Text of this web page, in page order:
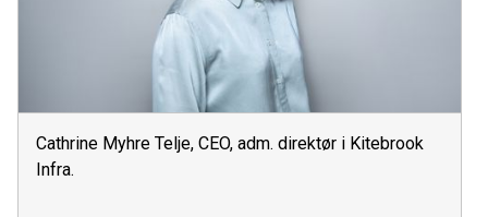
Cathrine Myhre Telje, CEO, adm. direktør i Kitebrook
Infra.